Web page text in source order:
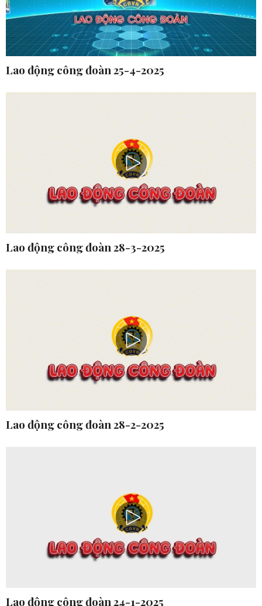
Lao động công đoàn 25-4-2025
Lao động công đoàn 28-3-2025
Lao động công đoàn 28-2-2025
Lao động công đoàn 24-1-2025